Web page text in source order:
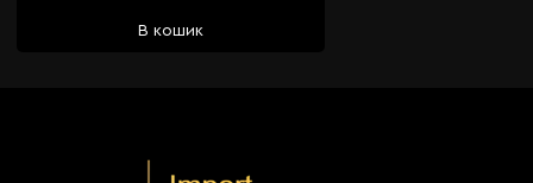
В кошик